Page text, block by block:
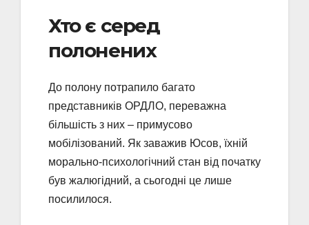
Хто є серед
полонених
До полону потрапило багато
представників ОРДЛО, переважна
більшість з них – примусово
мобілізований. Як заважив Юсов, їхній
морально-психологічний стан від початку
був жалюгідний, а сьогодні це лише
посилилося.